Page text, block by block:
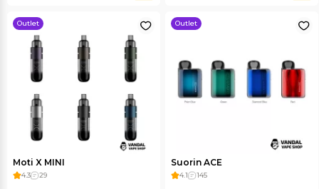
Outlet
Moti X MINI
4.3 29
Outlet
Suorin ACE
4.1 145